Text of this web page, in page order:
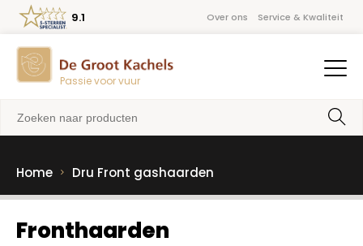
Over ons Service & Kwaliteit
Passie voor vuur
9.1
Home Dru Front gashaarden
Fronthaarden